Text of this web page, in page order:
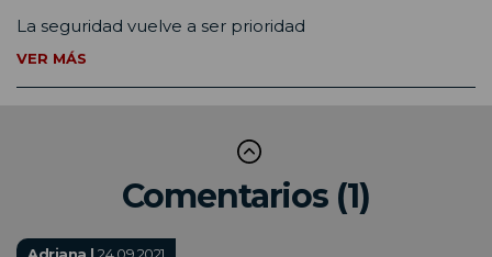
La seguridad vuelve a ser prioridad
VER MÁS
Comentarios (1)